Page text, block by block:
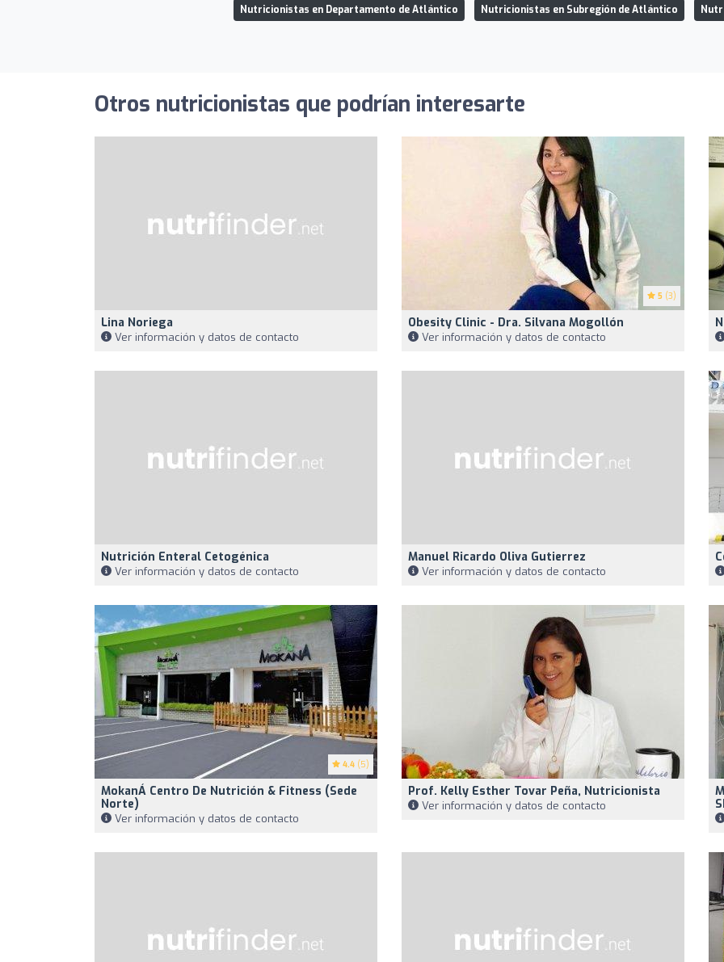
Nutricionistas en Departamento de Atlántico Nutricionistas en Subregión de Atlántico
Otros nutricionistas que podrían interesarte
Lina Noriega
Ver información y datos de contacto
5 (3)
Obesity Clinic - Dra. Silvana Mogollón
Ver información y datos de contacto
Nutrición Enteral Cetogénica
Ver información y datos de contacto
Manuel Ricardo Oliva Gutierrez
Ver información y datos de contacto
4.4 (5)
MokanÁ Centro De Nutrición & Fitness (Sede
Norte)
Ver información y datos de contacto
Prof. Kelly Esther Tovar Peña, Nutricionista
Ver información y datos de contacto